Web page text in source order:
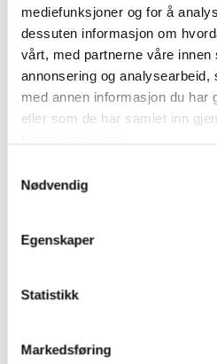
mediefunksjoner og for å
dessuten informasjon om
vårt, med partnerne våre innen
annonsering og analysearbeid,
med annen informasjon du har
eller som de har samlet inn
Nødvendig
Egenskaper
Statistikk
Markedsføring